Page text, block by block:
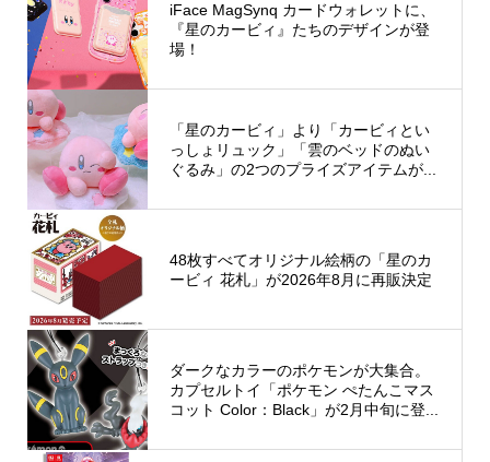
iFace MagSynq カードウォレットに、
『星のカービィ』たちのデザインが登
場！
「星のカービィ」より「カービィとい
っしょリュック」「雲のベッドのぬい
ぐるみ」の2つのプライズアイテムが...
48枚すべてオリジナル絵柄の「星のカ
ービィ 花札」が2026年8月に再販決定
ダークなカラーのポケモンが大集合。
カプセルトイ「ポケモン ぺたんこマス
コット Color：Black」が2月中旬に登...